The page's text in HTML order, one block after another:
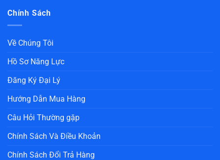
Chính Sách
Về Chúng Tôi
Hồ Sơ Năng Lực
Đăng Ký Đại Lý
Hướng Dẫn Mua Hàng
Câu Hỏi Thường gặp
Chính Sách Và Điều Khoản
Chính Sách Đổi Trả Hàng